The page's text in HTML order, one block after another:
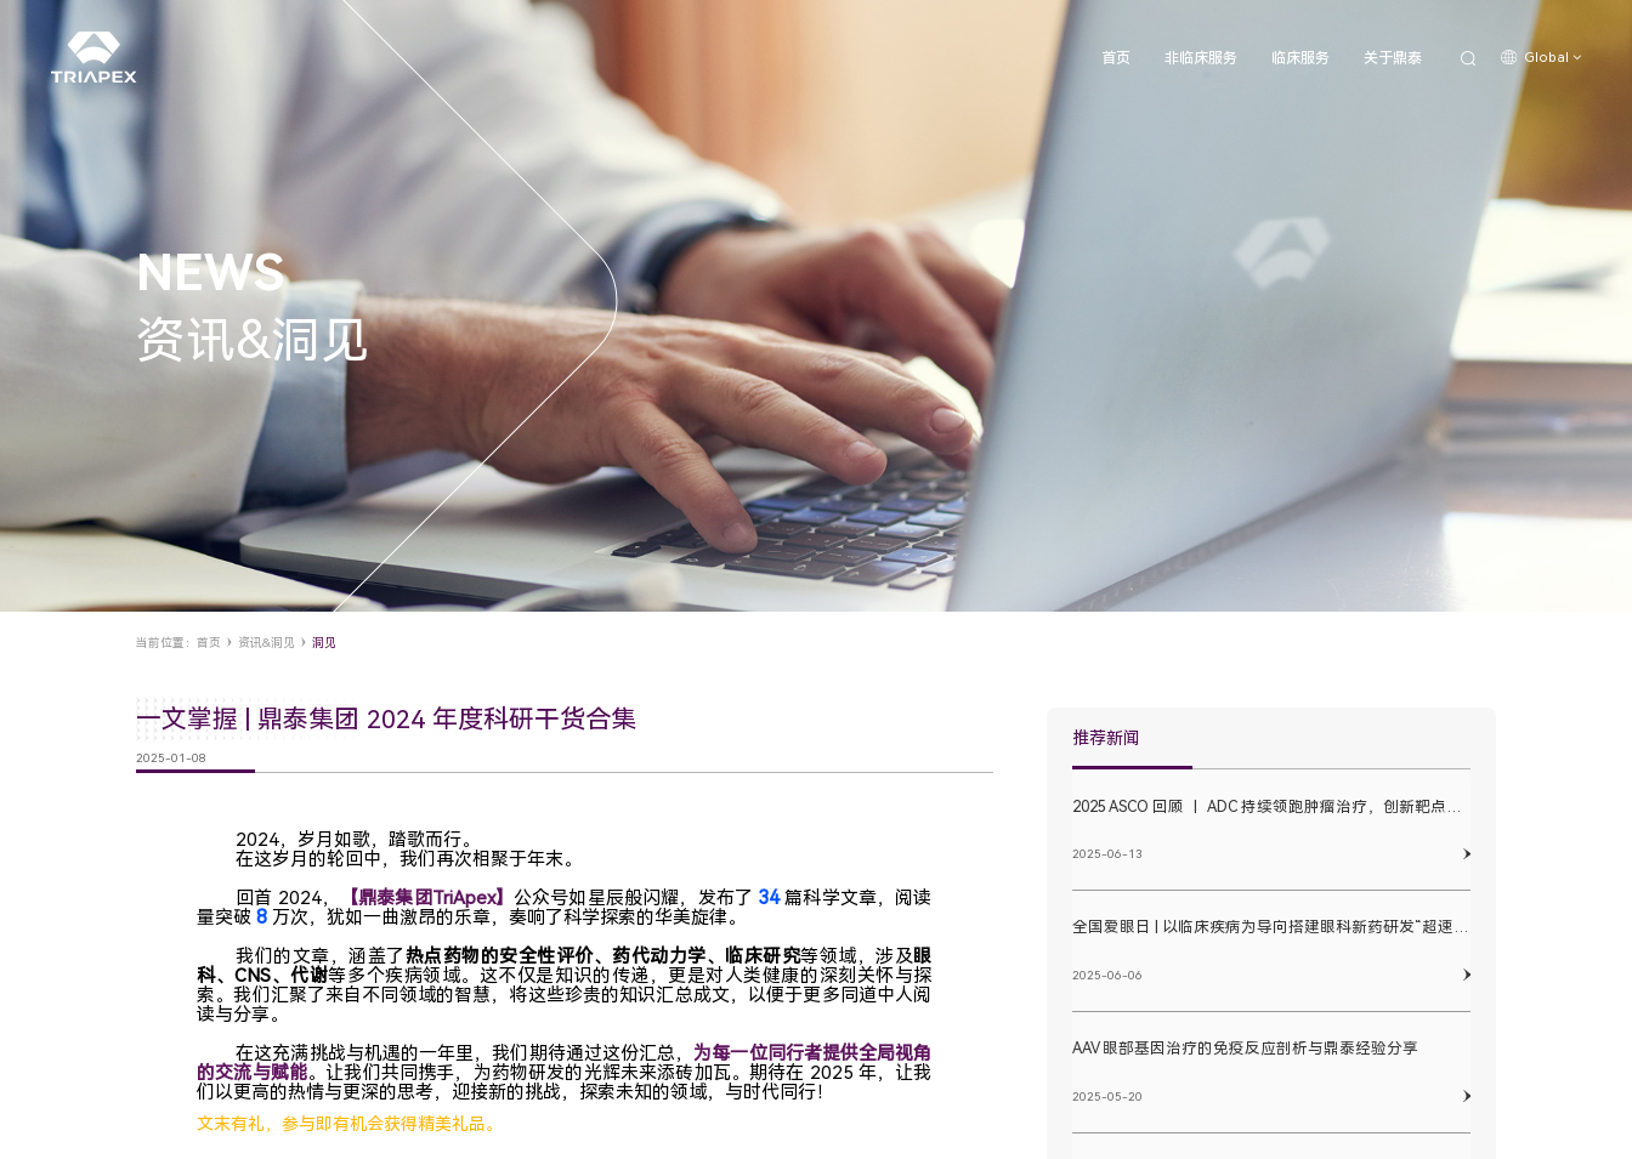
首页 非临床服务 临床服务 关于鼎泰 Global
NEWS
资讯&洞见
当前位置： 首页 资讯&洞见 洞见
一文掌握 | 鼎泰集团 2024 年度科研干货合集
2025-01-08
2024，岁月如歌，踏歌而行。
在这岁月的轮回中，我们再次相聚于年末。
回首 2024，
【鼎泰集团TriApex】 公众号如星辰般闪耀，发布了 34篇科学文章，阅读
量突破8 万次，犹如一曲激昂的乐章，奏响了科学探索的华美旋律。
我们的文章，涵盖了热点药物的安全性评价、药代动力学、临床研究等领域，涉及眼
科、CNS、代谢等多个疾病领域。这不仅是知识的传递，更是对人类健康的深刻关怀与探
索。我们汇聚了来自不同领域的智慧，将这些珍贵的知识汇总成文，以便于更多同道中人阅
读与分享。
在这充满挑战与机遇的一年里，我们期待通过这份汇总， 为每一位同行者提供全局视角
的交流与赋能。让我们共同携手，为药物研发的光辉未来添砖加瓦。期待在 2025 年，让我
们以更高的热情与更深的思考，迎接新的挑战，探索未知的领域，与时代同行！
文末有礼，参与即有机会获得精美礼品。
推荐新闻
2025-06-13
全国爱眼日 | 以临床疾病为导向搭建眼科新药研发“超速通道”
2025-06-06
AAV 眼部基因治疗的免疫反应剖析与鼎泰经验分享
2025-05-20